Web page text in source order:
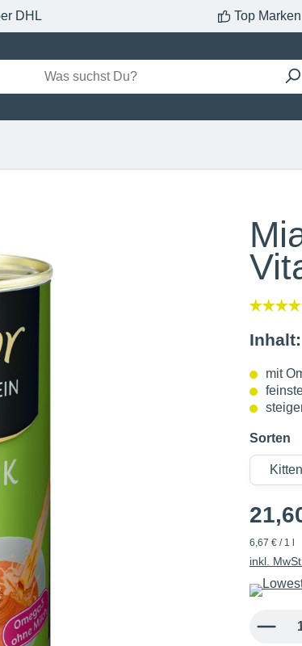
DHL Top Marken
Inhalt:
mit
Sorten
6,67 € / 1 l
inkl. MwSt.
Produkt